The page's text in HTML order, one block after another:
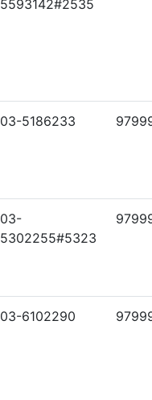
5593142#2535
03-5186233
03-
5302255#5323
03-6102290